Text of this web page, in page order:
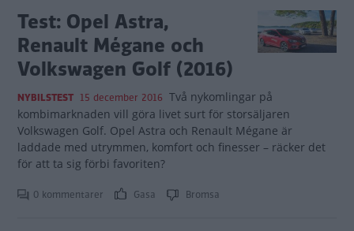
Test: Opel Astra,
Renault Mégane och
Volkswagen Golf (2016)
NYBILSTEST 15 december 2016 Två nykomlingar på
kombimarknaden vill göra livet surt för storsäljaren
Volkswagen Golf. Opel Astra och Renault Mégane är
laddade med utrymmen, komfort och finesser – räcker det
för att ta sig förbi favoriten?
0 kommentarer Gasa Bromsa